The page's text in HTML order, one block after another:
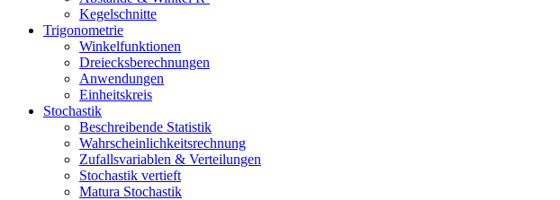
Kegelschnitte
Trigonometrie
Winkelfunktionen
Dreiecksberechnungen
Anwendungen
Einheitskreis
Stochastik
Beschreibende Statistik
Wahrscheinlichkeitsrechnung
Zufallsvariablen & Verteilungen
Stochastik vertieft
Matura Stochastik